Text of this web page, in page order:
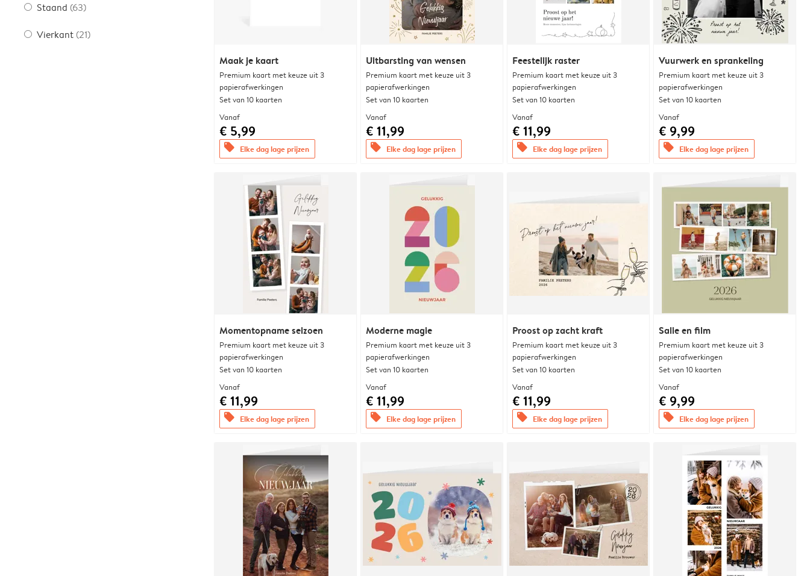
Staand (63)
Vierkant (21)
Maak je kaart
Premium kaart met keuze uit 3
papierafwerkingen
Set van 10 kaarten
Vanaf
€ 5,99
offers Elke dag lage prijzen
Uitbarsting van wensen
Premium kaart met keuze uit 3
papierafwerkingen
Set van 10 kaarten
Vanaf
€ 11,99
offers Elke dag lage prijzen
Feestelijk raster
Premium kaart met keuze uit 3
papierafwerkingen
Set van 10 kaarten
Vanaf
€ 11,99
offers Elke dag lage prijzen
Vuurwerk en sprankeling
Premium kaart met keuze uit 3
papierafwerkingen
Set van 10 kaarten
Vanaf
€ 9,99
offers Elke dag lage prijzen
Momentopname seizoen
Premium kaart met keuze uit 3
papierafwerkingen
Set van 10 kaarten
Vanaf
€ 11,99
offers Elke dag lage prijzen
Moderne magie
Premium kaart met keuze uit 3
papierafwerkingen
Set van 10 kaarten
Vanaf
€ 11,99
offers Elke dag lage prijzen
Proost op zacht kraft
Premium kaart met keuze uit 3
papierafwerkingen
Set van 10 kaarten
Vanaf
€ 11,99
offers Elke dag lage prijzen
Salie en film
Premium kaart met keuze uit 3
papierafwerkingen
Set van 10 kaarten
Vanaf
€ 9,99
offers Elke dag lage prijzen